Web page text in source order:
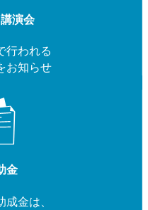
演会
行われる
お知らせ
金
金は、